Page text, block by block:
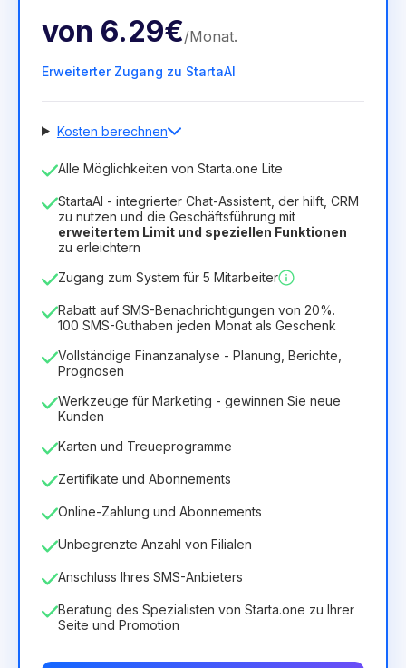
von 6.29€/Monat.
Erweiterter Zugang zu StartaAI
Kosten berechnen
Anzahl der Mitarbeiter
Dauer der Lizenz
12 Months(Rabatt -25%) Vorteilhaft
8.99€ 6.29€ /Monat
Alle Möglichkeiten von Starta.one Lite
StartaAI - integrierter Chat-Assistent, der hilft, CRM
zu nutzen und die Geschäftsführung mit
erweitertem Limit und speziellen Funktionen
zu erleichtern
Zugang zum System für 5 Mitarbeiter
Rabatt auf SMS-Benachrichtigungen von 20%.
100 SMS-Guthaben jeden Monat als Geschenk
Vollständige Finanzanalyse - Planung, Berichte,
Prognosen
Werkzeuge für Marketing - gewinnen Sie neue
Kunden
Karten und Treueprogramme
Zertifikate und Abonnements
Online-Zahlung und Abonnements
Unbegrenzte Anzahl von Filialen
Anschluss Ihres SMS-Anbieters
Beratung des Spezialisten von Starta.one zu Ihrer
Seite und Promotion